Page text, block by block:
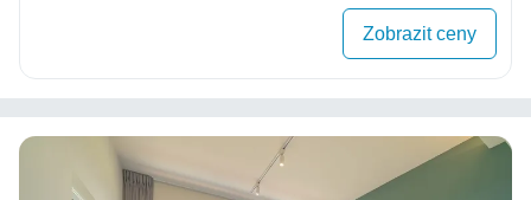
Zobrazit ceny